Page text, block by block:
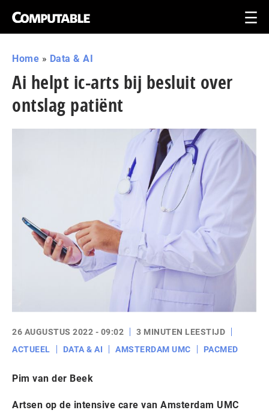
Home » Data & AI
Ai helpt ic-arts bij besluit over
ontslag patiënt
26 AUGUSTUS 2022 - 09:02
3 MINUTEN LEESTIJD
ACTUEEL
DATA & AI AMSTERDAM UMC PACMED
Pim van der Beek
Artsen op de intensive care van Amsterdam UMC